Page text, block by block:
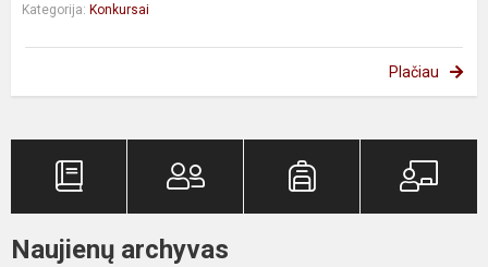
Kategorija: Konkursai
Plačiau
Naujienų archyvas